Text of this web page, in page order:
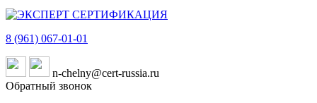
8 (961) 067-01-01
n-chelny@cert-russia.ru
Обратный звонок